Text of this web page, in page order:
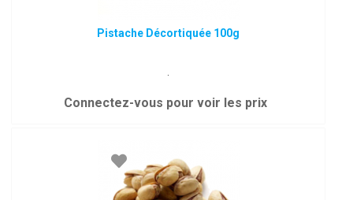
Pistache Décortiquée 100g
.
Connectez-vous pour voir les prix